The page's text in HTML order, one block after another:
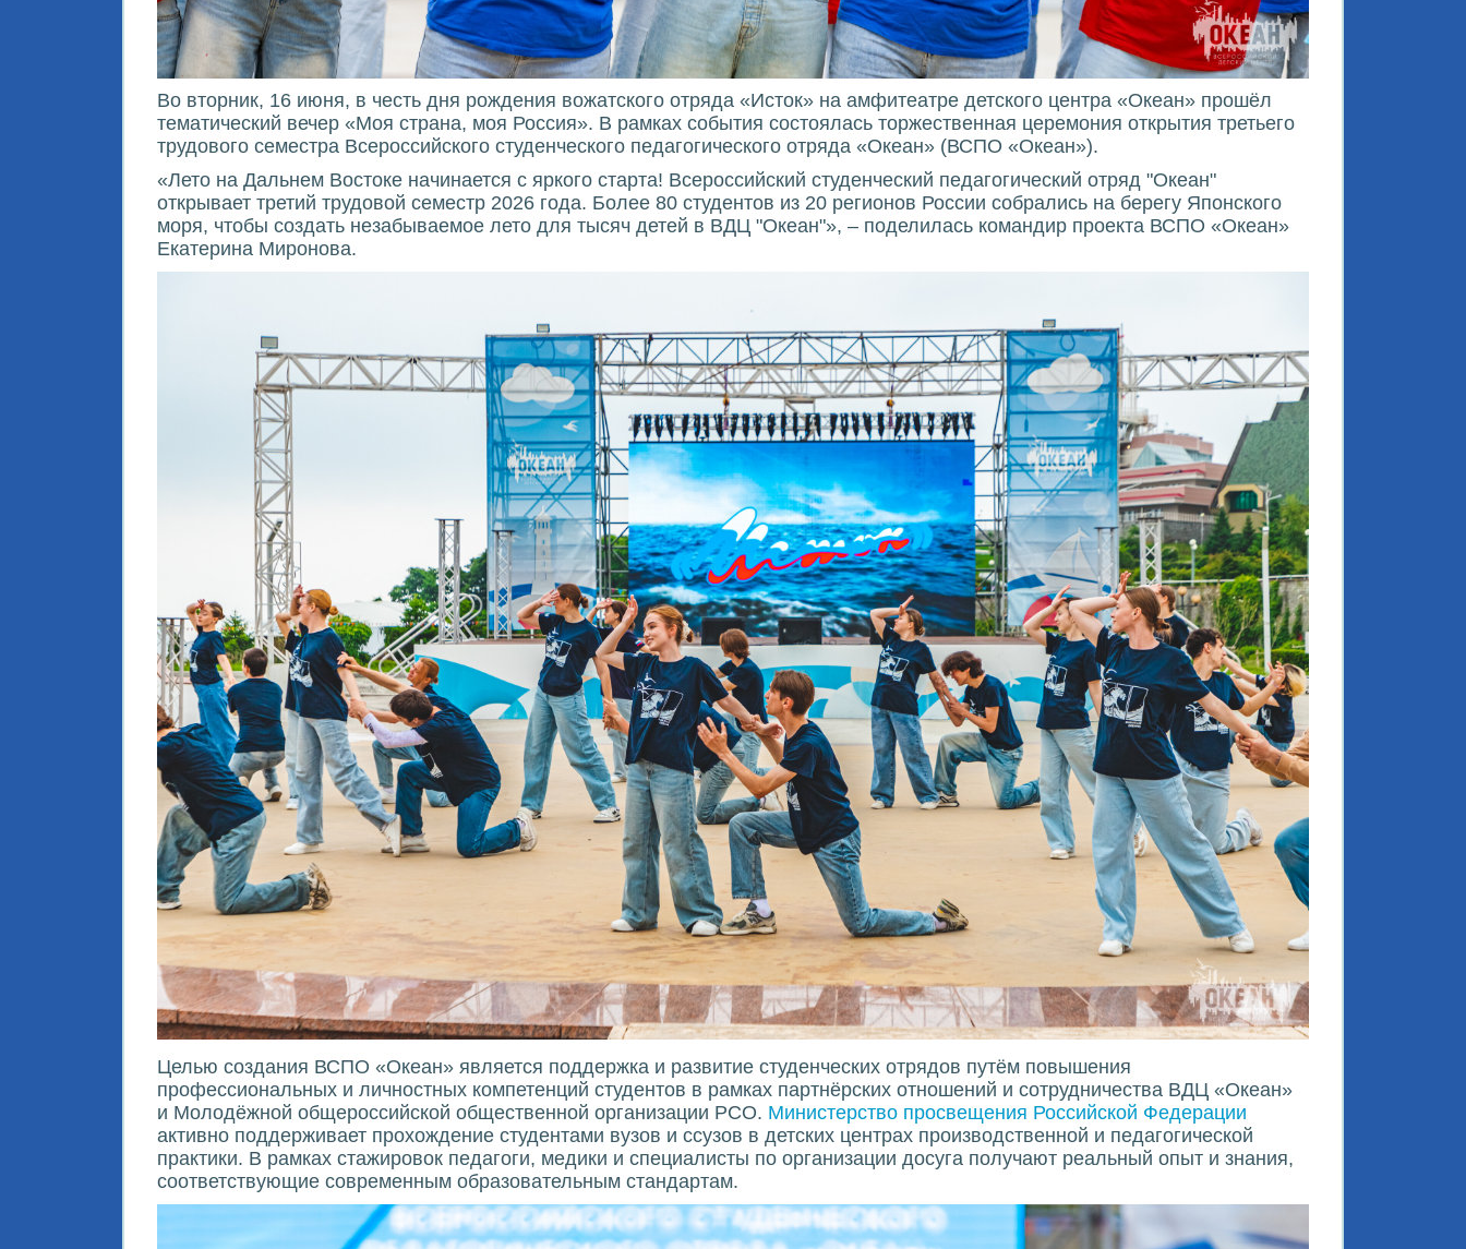
Во вторник, 16 июня, в честь дня рождения вожатского отряда «Исток» на амфитеатре детского центра «Океан» прошёл
тематический вечер «Моя страна, моя Россия». В рамках события состоялась торжественная церемония открытия третьего
трудового семестра Всероссийского студенческого педагогического отряда «Океан» (ВСПО «Океан»).
«Лето на Дальнем Востоке начинается с яркого старта! Всероссийский студенческий педагогический отряд "Океан"
открывает третий трудовой семестр 2026 года. Более 80 студентов из 20 регионов России собрались на берегу Японского
моря, чтобы создать незабываемое лето для тысяч детей в ВДЦ "Океан"», – поделилась командир проекта ВСПО «Океан»
Екатерина Миронова.
Целью создания ВСПО «Океан» является поддержка и развитие студенческих отрядов путём повышения
профессиональных и личностных компетенций студентов в рамках партнёрских отношений и сотрудничества ВДЦ «Океан»
и Молодёжной общероссийской общественной организации РСО. Министерство просвещения Российской Федерации
активно поддерживает прохождение студентами вузов и ссузов в детских центрах производственной и педагогической
практики. В рамках стажировок педагоги, медики и специалисты по организации досуга получают реальный опыт и знания,
соответствующие современным образовательным стандартам.